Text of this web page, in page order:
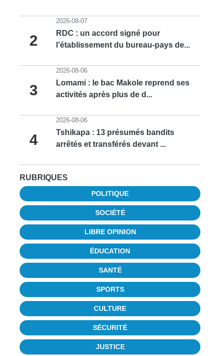
2
2026-08-07
RDC : un accord signé pour
l’établissement du bureau-pays de...
3
2026-08-06
Lomami : le bac Makole reprend ses
activités après plus de d...
4
2026-08-06
Tshikapa : 13 présumés bandits
arrêtés et transférés devant ...
RUBRIQUES
POLITIQUE
SOCIÉTÉ
LIBRE OPINION
ÉDUCATION
SANTÉ
SPORTS
CULTURE
SÉCURITÉ
JUSTICE